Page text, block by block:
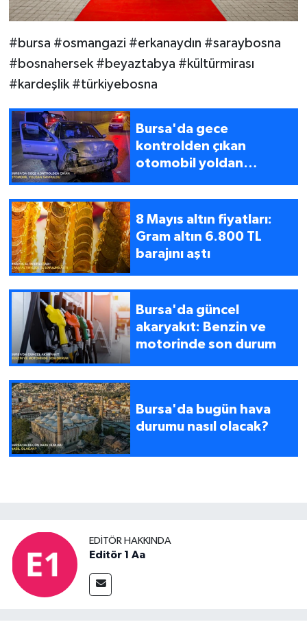
#bursa #osmangazi #erkanaydın #saraybosna
#bosnahersek #beyaztabya #kültürmirası
#kardeşlik #türkiyebosna
Bursa'da gece
kontrolden çıkan
otomobil yoldan
8 Mayıs altın fiyatları:
Gram altın 6.800 TL
barajını aştı
Bursa'da güncel
akaryakıt: Benzin ve
motorinde son durum
Bursa'da bugün hava
durumu nasıl olacak?
EDITÖR HAKKINDA
Editör 1 Aa